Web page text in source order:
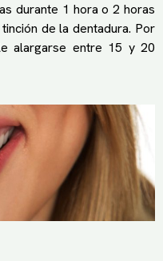
durante 1 hora o 2 horas
de la dentadura. Por
alargarse entre 15 y 20